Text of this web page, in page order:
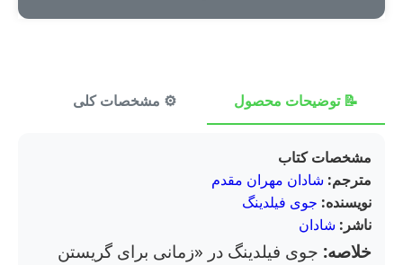
📝 توضیحات محصول ⚙️ مشخصات کلی
مشخصات کتاب
مترجم: شادان مهران مقدم
نویسنده: جوی فیلدینگ
ناشر: شادان
خلاصه: جوی فیلدینگ در «زمانی برای گریستن